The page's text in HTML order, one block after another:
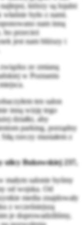
którzy są lojalni
było z nami.
nam inną
bo przecież
jest nam bliższy i
ze zmianą
w Poznaniu
ten salon
inną wizję tego
działki, aby
parking, porządny
rzeczy musiałem z
ulicy Bukowskiej 237,
małym salonie byśmy
od wojska. Od
media znajdowały
z wcześniejszą
je doprowadziliśmy,